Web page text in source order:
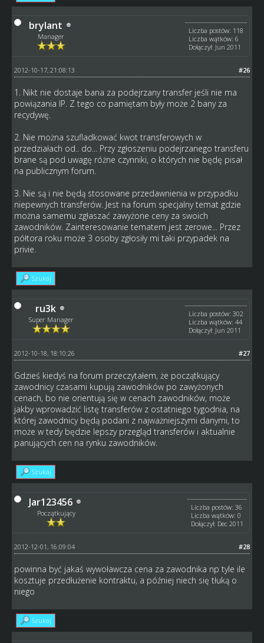
brylant
Manager
Liczba postów: 118
Liczba wątków: 6
Dołączył: Jun 2011
#26
2012-10-17, 21:08:13
1. Nikt nie dostaje bana za podejrzany transfer jeśli nie ma
powiązania IP. Z tego co pamiętam były może 2 bany za
recydywę.
2. Nie można szufladkować kwot transferowych w
przedziałach od.. do... Przy zgłoszeniu podejrzanego transferu
brane są pod uwagę różne czynniki, o których nie będę pisał
na publicznym forum.
3. Nie są i nie będą stosowane przedawnienia w przypadku
niepewnych transferów. Jest na forum specjalny temat gdzie
można samemu zgłaszać zawyżone ceny za swoich
zawodników. Zainteresowanie tematem jest zerowe... Przez
półtora roku może 3 osoby zgłosiły mi taki przypadek na
privie.
Szukaj
ru3k
Super Manager
Liczba postów: 302
Liczba wątków: 44
Dołączył: Jun 2011
#27
2012-10-18, 18:10:26
Gdzieś kiedyś na forum przeczytałem, że początkujący
zawodnicy czasami kupują zawodników po zawyżonych
cenach, bo nie orientują się w cenach zawodników, może
jakby wprowadzić listę transferów z ostatniego tygodnia, na
której zawodnicy będą podani z najważniejszymi danymi, to
może w tedy będzie lepszy przegląd transferów i aktualnie
panujących cen na rynku zawodników.
Szukaj
Jar123456
Początkujący
Liczba postów: 36
Liczba wątków: 0
Dołączył: Dec 2011
#28
2012-12-01, 16:09:04
powinna być jakaś wywoławcza cena za zawodnika np tyle ile
kosztuje przedłużenie kontraktu, a później niech się tłuką o
niego
Szukaj